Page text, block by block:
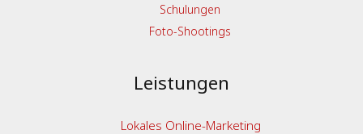
Schulungen
Foto-Shootings
Leistungen
Lokales Online-Marketing